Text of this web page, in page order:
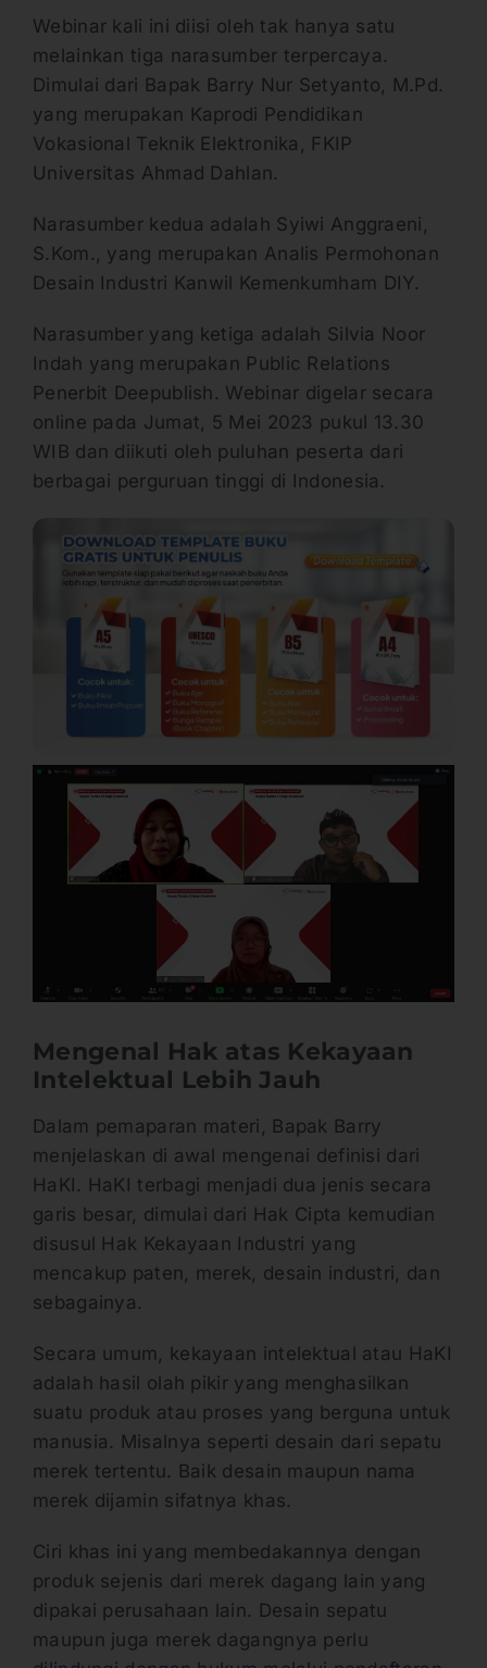
Webinar kali ini diisi oleh tak hanya satu
melainkan tiga narasumber terpercaya.
Dimulai dari Bapak Barry Nur Setyanto, M.Pd.
yang merupakan Kaprodi Pendidikan
Vokasional Teknik Elektronika, FKIP
Universitas Ahmad Dahlan.
Narasumber kedua adalah Syiwi Anggraeni,
S.Kom., yang merupakan Analis Permohonan
Desain Industri Kanwil Kemenkumham DIY.
Narasumber yang ketiga adalah Silvia Noor
Indah yang merupakan Public Relations
Penerbit Deepublish. Webinar digelar secara
online pada Jumat, 5 Mei 2023 pukul 13.30
WIB dan diikuti oleh puluhan peserta dari
berbagai perguruan tinggi di Indonesia.
Mengenal Hak atas Kekayaan
Intelektual Lebih Jauh
Dalam pemaparan materi, Bapak Barry
menjelaskan di awal mengenai definisi dari
HaKI. HaKI terbagi menjadi dua jenis secara
garis besar, dimulai dari Hak Cipta kemudian
disusul Hak Kekayaan Industri yang
mencakup paten, merek, desain industri, dan
sebagainya.
Secara umum, kekayaan intelektual atau HaKI
adalah hasil olah pikir yang menghasilkan
suatu produk atau proses yang berguna untuk
manusia. Misalnya seperti desain dari sepatu
merek tertentu. Baik desain maupun nama
merek dijamin sifatnya khas.
Ciri khas ini yang membedakannya dengan
produk sejenis dari merek dagang lain yang
dipakai perusahaan lain. Desain sepatu
maupun juga merek dagangnya perlu